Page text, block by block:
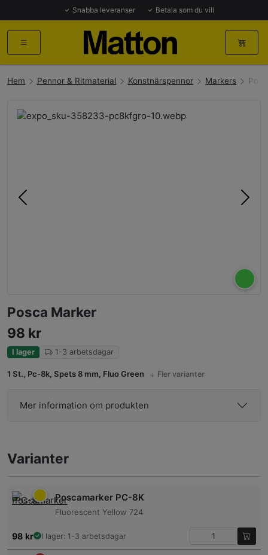
Snabba leveranser Betala som du vill
Hem Pennor & Ritmaterial Konstnärspennor Markers
Föregående Nästa
Posca Marker
98 kr
I lager 1-3 arbetsdagar
1 St., Pc-8k, Spets 8 mm, Fluo Green Fler varianter
Mer information om produkten
Varianter
Poscamarker PC-8K
Fluorescent Yellow 724
98 kr I lager: 1-3 arbetsdagar